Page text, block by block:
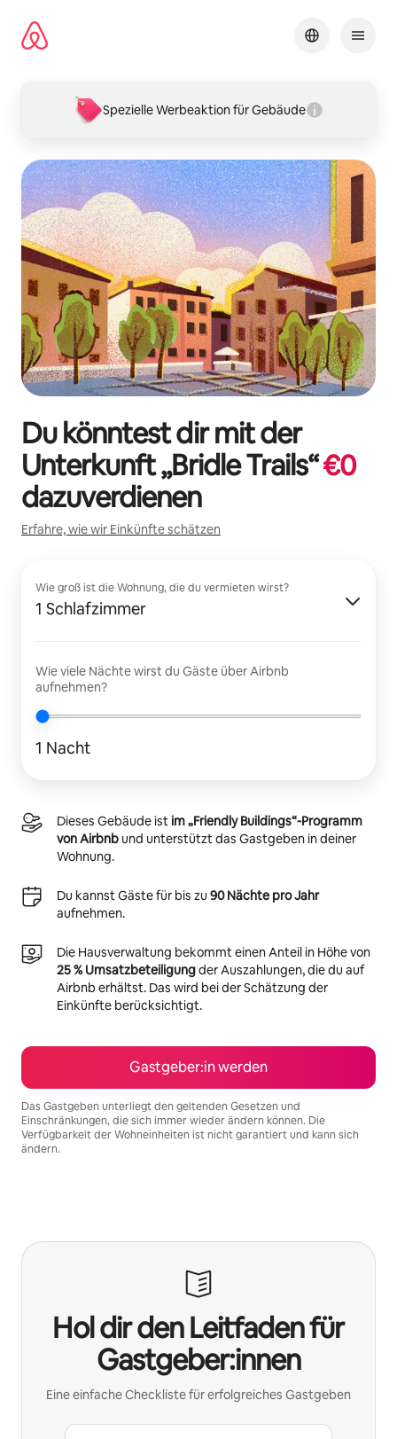
Inhalten
springen
Spezielle Werbeaktion für Gebäude
Du könntest dir mit der
Unterkunft „Bridle Trails“€0
dazuverdienen
Erfahre, wie wir Einkünfte schätzen
Wie groß ist die Wohnung, die du vermieten wirst?
1 Schlafzimmer
Wie viele Nächte wirst du Gäste über Airbnb
aufnehmen?
1 Nacht
Dieses Gebäude istim „Friendly Buildings“-Programm
von Airbnbund unterstützt das Gastgeben in deiner
Wohnung.
Du kannst Gäste für bis zu 90 Nächte pro Jahr
aufnehmen.
Die Hausverwaltung bekommt einen Anteil in Höhe von
25 % Umsatzbeteiligungder Auszahlungen, die du auf
Airbnb erhältst. Das wird bei der Schätzung der
Einkünfte berücksichtigt.
Gastgeber:in werden
Das Gastgeben unterliegt den geltenden Gesetzen und
Einschränkungen, die sich immer wieder ändern können. Die
Verfügbarkeit der Wohneinheiten ist nicht garantiert und kann sich
ändern.
Hol dir den Leitfaden für
Gastgeber:innen
Eine einfache Checkliste für erfolgreiches Gastgeben